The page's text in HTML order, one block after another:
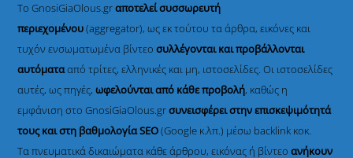
Το GnosiGiaOlous.grαποτελεί συσσωρευτή
περιεχομένου(aggregator), ως εκ τούτου τα άρθρα, εικόνες και
τυχόν ενσωματωμένα βίντεοσυλλέγονται και προβάλλονται
αυτόματααπό τρίτες, ελληνικές και μη, ιστοσελίδες. Οι ιστοσελίδες
αυτές, ως πηγές,ωφελούνται από κάθε προβολή, καθώς η
εμφάνιση στο GnosiGiaOlous.grσυνεισφέρει στην επισκεψιμότητά
τους και στη βαθμολογία SEO(Google κ.λπ.) μέσω backlink κοκ.
Τα πνευματικά δικαιώματα κάθε άρθρου, εικόνας ή βίντεοανήκουν